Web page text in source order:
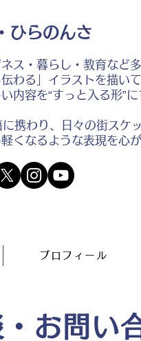
ひらのんさ
ス・暮らし・教育など
わる」イラストを描いて
内容を“すっと入る形”
携わり、日々の街スケ
くなるような表現を心が
プロフィール
お問い